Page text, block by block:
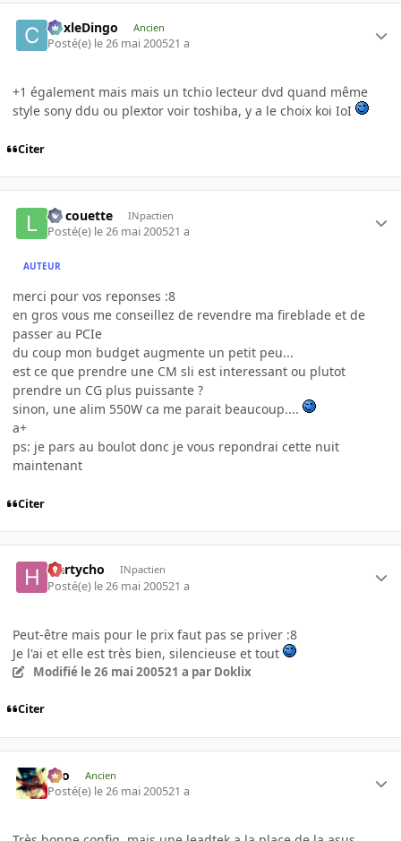
CoxleDingo Ancien
Posté(e) le 26 mai 200521 a
+1 également mais mais un tchio lecteur dvd quand même
style sony ddu ou plextor voir toshiba, y a le choix koi IoI
Citer
La couette INpactien
Posté(e) le 26 mai 200521 a
AUTEUR
merci pour vos reponses :8
en gros vous me conseillez de revendre ma fireblade et de
passer au PCIe
du coup mon budget augmente un petit peu...
est ce que prendre une CM sli est interessant ou plutot
prendre un CG plus puissante ?
sinon, une alim 550W ca me parait beaucoup....
a+
ps: je pars au boulot donc je vous repondrai cette nuit
maintenant
Citer
Hartycho INpactien
Posté(e) le 26 mai 200521 a
Peut-être mais pour le prix faut pas se priver :8
Je l'ai et elle est très bien, silencieuse et tout
Modifié le 26 mai 200521 a par Doklix
Citer
eYo Ancien
Posté(e) le 26 mai 200521 a